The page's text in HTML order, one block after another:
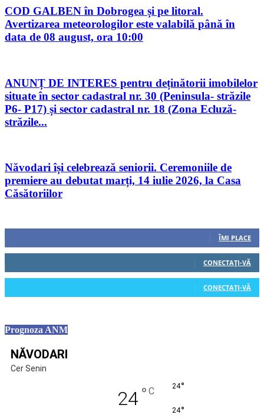
COD GALBEN în Dobrogea și pe litoral.
Avertizarea meteorologilor este valabilă până în
data de 08 august, ora 10:00
ANUNȚ DE INTERES pentru deținătorii imobilelor
situate în sector cadastral nr. 30 (Peninsula- străzile
P6- P17) și sector cadastral nr. 18 (Zona Ecluză-
străzile...
Năvodari își celebrează seniorii. Ceremoniile de
premiere au debutat marți, 14 iulie 2026, la Casa
Căsătoriilor
ÎMI PLACE
CONECTAȚI-VĂ
CONECTAȚI-VĂ
Prognoza ANM
NĂVODARI
Cer Senin
24 ° C 24°
24°